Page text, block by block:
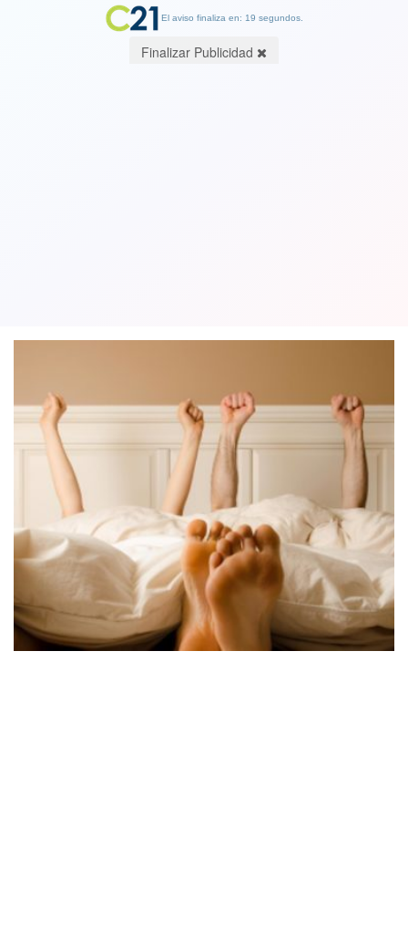
El aviso finaliza en: 19 segundos.
Finalizar Publicidad